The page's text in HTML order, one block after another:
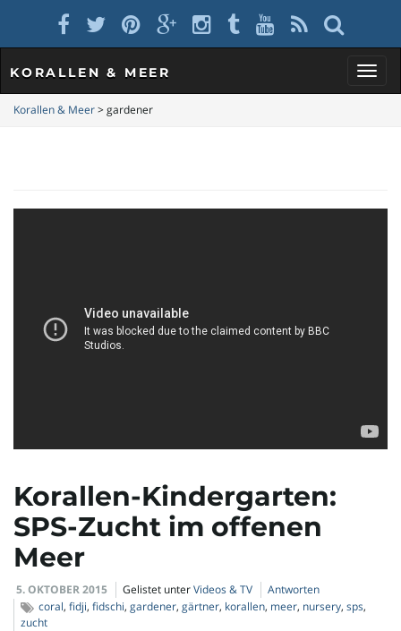
KORALLEN & MEER
Korallen & Meer>gardener
Korallen-Kindergarten:
SPS-Zucht im offenen
Meer
5. OKTOBER 2015 Gelistet unterVideos & TV
Antworten
coral, fidji, fidschi, gardener, gärtner, korallen, meer, nursery, sps,
zucht